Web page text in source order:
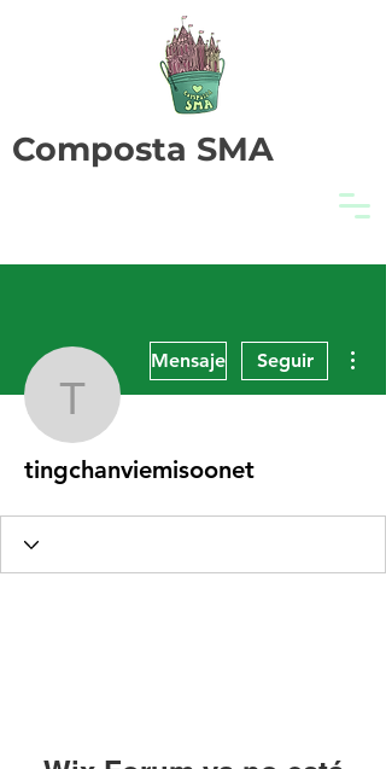
Composta SMA
Mensaje Seguir
tingchanviemisoonet